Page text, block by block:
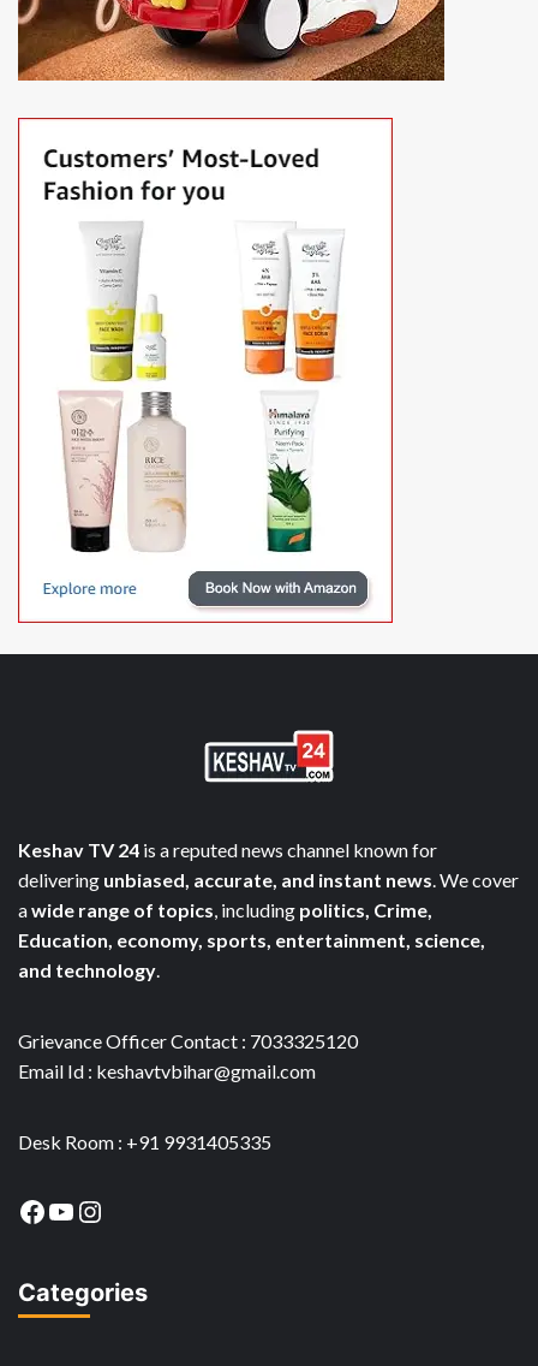
Keshav TV 24 is a reputed news channel known for
delivering unbiased, accurate, and instant news. We cover
awide range of topics, including politics, Crime,
Education, economy, sports, entertainment, science,
and technology.
Grievance Officer Contact : 7033325120
Email Id : keshavtvbihar@gmail.com
Desk Room : +91 9931405335
Facebook
YouTube
Instagram
Categories